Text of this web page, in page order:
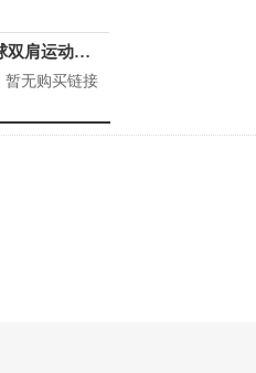
adidas 曼联足球双肩运动包 BR7012
暂无购买链接